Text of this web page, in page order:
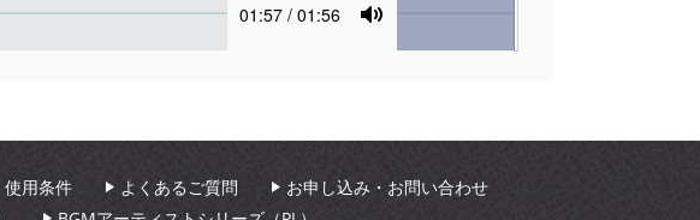
Current
01:57 / 01:56
Mute
使用条件 よくあるご質問
お申し込み・お問い合わせ